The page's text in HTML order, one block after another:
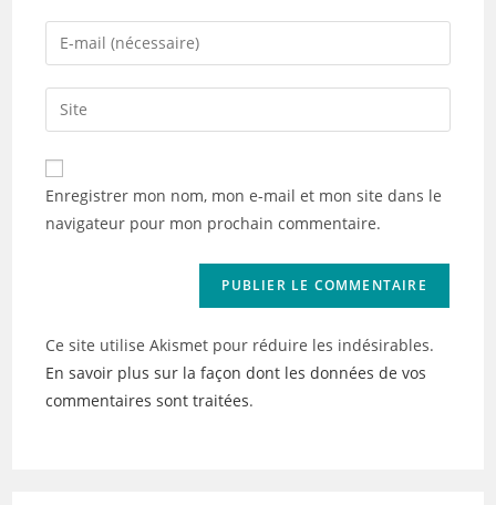
name
comment
Enter
your
email
address
comment
Saisir
l’URL
de
votre
(facultatif)
Enregistrer mon nom, mon e-mail et mon site dans le
navigateur pour mon prochain commentaire.
Ce site utilise Akismet pour réduire les indésirables.
En savoir plus sur la façon dont les données de vos
commentaires sont traitées.